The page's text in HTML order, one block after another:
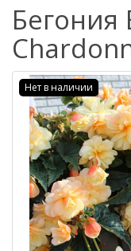
Бегония
Нет в наличии